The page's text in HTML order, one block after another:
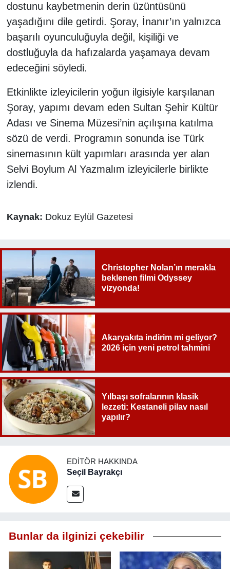
dostunu kaybetmenin derin üzüntüsünü
yaşadığını dile getirdi. Şoray, İnanır’ın yalnızca
başarılı oyunculuğuyla değil, kişiliği ve
dostluğuyla da hafızalarda yaşamaya devam
edeceğini söyledi.
Etkinlikte izleyicilerin yoğun ilgisiyle karşılanan
Şoray, yapımı devam eden Sultan Şehir Kültür
Adası ve Sinema Müzesi’nin açılışına katılma
sözü de verdi. Programın sonunda ise Türk
sinemasının kült yapımları arasında yer alan
Selvi Boylum Al Yazmalım izleyicilerle birlikte
izlendi.
Kaynak: Dokuz Eylül Gazetesi
Christopher Nolan’ın merakla
beklenen filmi Odyssey
vizyonda!
Akaryakıta indirim mi geliyor?
2026 için yeni petrol tahmini
Yılbaşı sofralarının klasik
lezzeti: Kestaneli pilav nasıl
yapılır?
EDITÖR HAKKINDA
Seçil Bayrakçı
Bunlar da ilginizi çekebilir